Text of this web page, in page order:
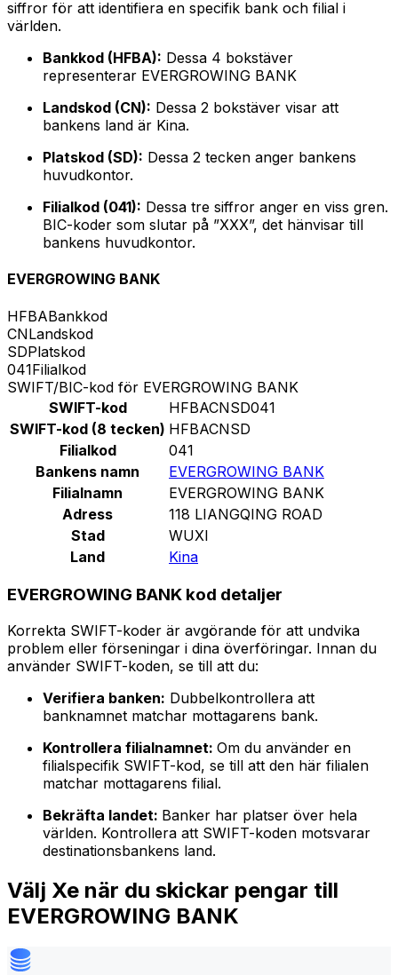
siffror för att identifiera en specifik bank och filial i
världen.
Bankkod (HFBA): Dessa 4 bokstäver
representerar EVERGROWING BANK
Landskod (CN): Dessa 2 bokstäver visar att
bankens land är Kina.
Platskod (SD): Dessa 2 tecken anger bankens
huvudkontor.
Filialkod (041): Dessa tre siffror anger en viss gren.
BIC-koder som slutar på ”XXX”, det hänvisar till
bankens huvudkontor.
EVERGROWING BANK
HFBABankkod
CNLandskod
SDPlatskod
041Filialkod
SWIFT/BIC-kod för EVERGROWING BANK
SWIFT-kod
HFBACNSD041
SWIFT-kod (8 tecken) HFBACNSD
Filialkod
041
Bankens namn
EVERGROWING BANK
Filialnamn
EVERGROWING BANK
Adress
118 LIANGQING ROAD
Stad
WUXI
Land
Kina
EVERGROWING BANK kod detaljer
Korrekta SWIFT-koder är avgörande för att undvika
problem eller förseningar i dina överföringar. Innan du
använder SWIFT-koden, se till att du:
Verifiera banken: Dubbelkontrollera att
banknamnet matchar mottagarens bank.
Kontrollera filialnamnet: Om du använder en
filialspecifik SWIFT-kod, se till att den här filialen
matchar mottagarens filial.
Bekräfta landet: Banker har platser över hela
världen. Kontrollera att SWIFT-koden motsvarar
destinationsbankens land.
Välj Xe när du skickar pengar till
EVERGROWING BANK